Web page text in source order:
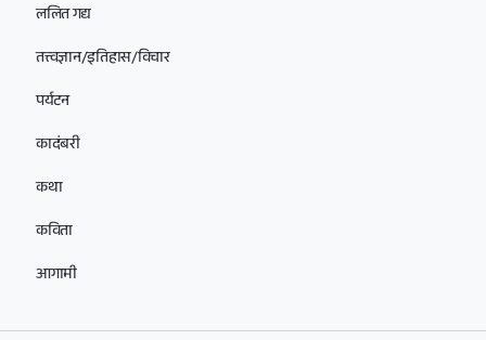
ललित गद्य
तत्त्वज्ञान/इतिहास/विचार
पर्यटन
कादंबरी
कथा
कविता
आगामी